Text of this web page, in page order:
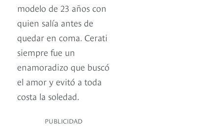
modelo de 23 años con
quien salía antes de
quedar en coma. Cerati
siempre fue un
enamoradizo que buscó
el amor y evitó a toda
costa la soledad.
PUBLICIDAD